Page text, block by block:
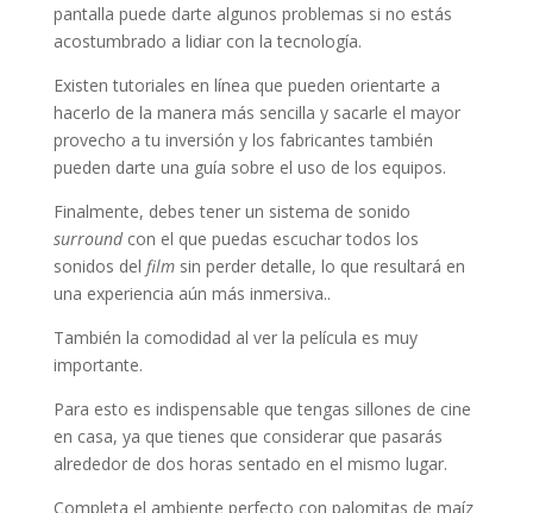
pantalla puede darte algunos problemas si no estás
acostumbrado a lidiar con la tecnología.
Existen tutoriales en línea que pueden orientarte a
hacerlo de la manera más sencilla y sacarle el mayor
provecho a tu inversión y los fabricantes también
pueden darte una guía sobre el uso de los equipos.
Finalmente, debes tener un sistema de sonido
surround con el que puedas escuchar todos los
sonidos del film sin perder detalle, lo que resultará en
una experiencia aún más inmersiva..
También la comodidad al ver la película es muy
importante.
Para esto es indispensable que tengas sillones de cine
en casa, ya que tienes que considerar que pasarás
alrededor de dos horas sentado en el mismo lugar.
Completa el ambiente perfecto con palomitas de maíz